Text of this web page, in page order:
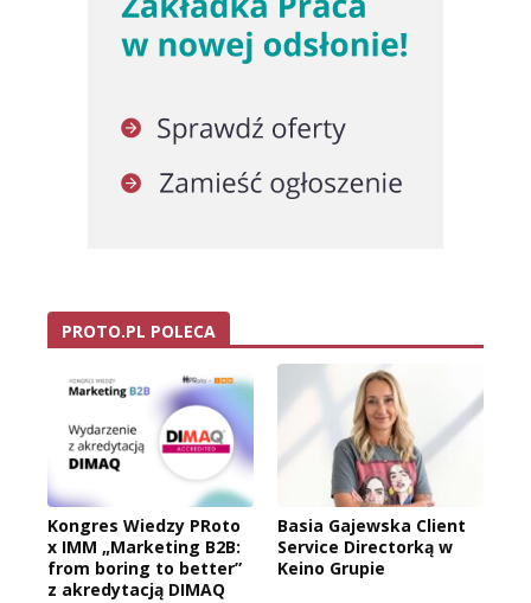
PROTO.PL POLECA
Kongres Wiedzy PRoto
x IMM „Marketing B2B:
from boring to better”
z akredytacją DIMAQ
Basia Gajewska Client
Service Directorką w
Keino Grupie